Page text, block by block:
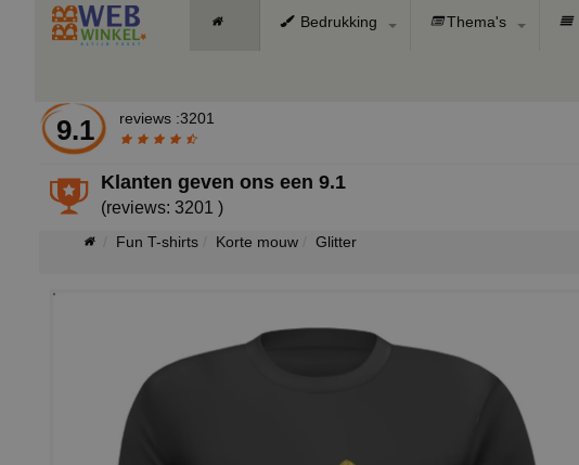
Bedrukking Thema's
9.1 reviews :3201
Klanten geven ons een9.1
(reviews: 3201 )
Fun T-shirts Korte mouw Glitter